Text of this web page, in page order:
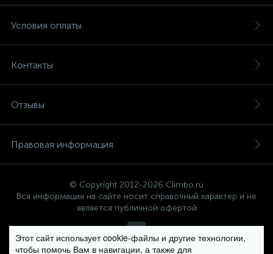
Условия оплаты
Контакты
Отзывы
Правовая информация
© Copyright 2012-2026 Climbo.ru
Вся информация на сайте носит справочный характер и не
является публичной офертой
Политика компании в отношении обработки персональных
Этот сайт использует cookie-файлы и другие технологии,
чтобы помочь Вам в навигации, а также для